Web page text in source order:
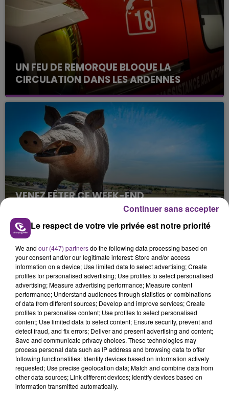
UN FEU DE REMORQUE BLOQUE LA
CIRCULATION DANS LES ARDENNES
Un feu de remorque s'est déclaré ce mercredi en
fin de matinée sur l'A34.
VENEZ FÊTER CE WEEK-END
L'ANNIVERSAIRE DE WOINIC
Ce samedi 8 août sera un grand jour :
l'anniversaire du plus gros sanglier du monde.
Une fête est donc organisée et vous êtes tous
conviés !
TITRES DIFFUSÉS
10h44
10h44
RIHANNA FEAT. CALVIN HARRIS
10h41
10h41
Le respect de votre vie privée est notre priorité
We and our (447) partnersdo the following data processing based on
your consent and/or our legitimate interest: Store and/or access
information on a device; Use limited data to select advertising; Create
profiles for personalised advertising; Use profiles to select personalised
advertising; Measure advertising performance; Measure content
performance; Understand audiences through statistics or combinations
of data from different sources; Develop and improve services; Create
profiles to personalise content; Use profiles to select personalised
content; Use limited data to select content; Ensure security, prevent and
detect fraud, and fix errors; Deliver and present advertising and content;
Save and communicate privacy choices. These technologies may
process personal data such as IP address and browsing data to offer
following functionalities: Identify devices based on information actively
requested; Use precise geolocation data; Match and combine data from
other data sources; Link different devices; Identify devices based on
information transmitted automatically.
Continuer sans accepter